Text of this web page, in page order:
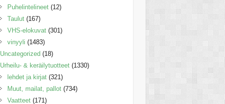
Puhelintelineet (12)
Taulut (167)
VHS-elokuvat (301)
vinyyli (1483)
Uncategorized (18)
Urheilu- & keräilytuotteet (1330)
lehdet ja kirjat (321)
Muut, mailat, pallot (734)
Vaatteet (171)